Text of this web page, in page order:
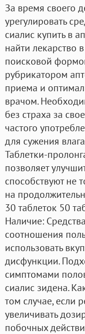
За время своего
урегулировать
сиалис купить в
найти лекарство
поисковой
рубрикатором
приема и
врачом.
без страха за
частого
для сужения
Таблетки-
позволяет
способствуют не
на
30 таблеток 50
Наличие:
соотношения
использовать
дисфункции.
симптомами
сиалис зидена.
том случае, если
увеличивать
побочных